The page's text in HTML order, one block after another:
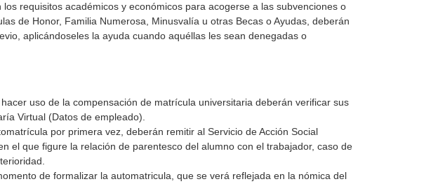
requisitos académicos y económicos para acogerse a las subvenciones o
de Honor, Familia Numerosa, Minusvalía u otras Becas o Ayudas, deberán
aplicándoseles la ayuda cuando aquéllas les sean denegadas o
uso de la compensación de matrícula universitaria deberán verificar sus
Virtual (Datos de empleado).
por primera vez, deberán remitir al Servicio de Acción Social
el que figure la relación de parentesco del alumno con el trabajador, caso de
de formalizar la automatricula, que se verá reflejada en la nómica del